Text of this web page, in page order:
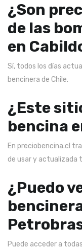
¿Son
de las
en
Sí, todos los días
bencinera de Chile.
¿Este
bencina
En preciobencina.cl
de usar y actualizada
¿Puedo
Puede acceder a